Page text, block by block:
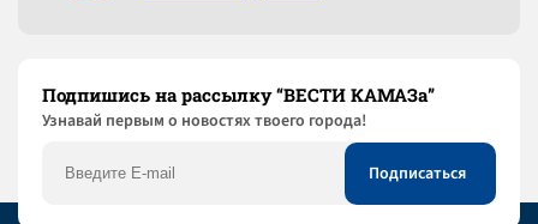
Подпишись на рассылку “ВЕСТИ КАМАЗа”
Узнaвай первым о новостях твоего города!